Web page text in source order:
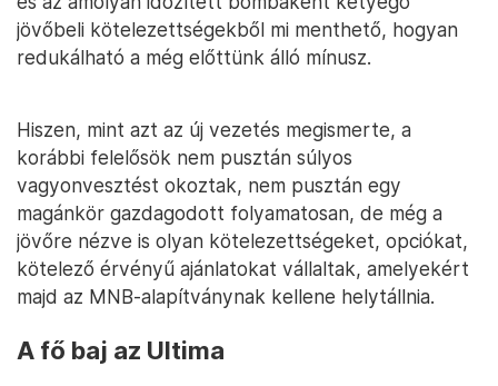
jövőbeli kötelezettségekből mi menthető, hogyan
redukálható a még előttünk álló mínusz.
Hiszen, mint azt az új vezetés megismerte, a
korábbi felelősök nem pusztán súlyos
vagyonvesztést okoztak, nem pusztán egy
magánkör gazdagodott folyamatosan, de még a
jövőre nézve is olyan kötelezettségeket, opciókat,
kötelező érvényű ajánlatokat vállaltak, amelyekért
majd az MNB-alapítványnak kellene helytállnia.
A fő baj az Ultima